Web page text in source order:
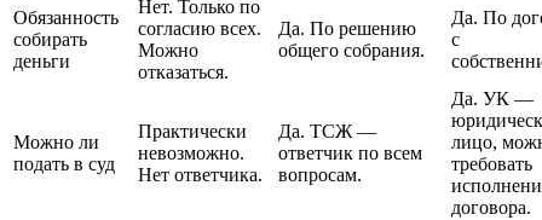
Обязанность
собирать
деньги
Нет. Только по
согласию всех.
Можно
отказаться.
Да. По решению
общего собрания.
Да. По
с
Можно ли
подать в суд
Практически
невозможно.
Нет ответчика.
Да. ТСЖ —
ответчик по всем
вопросам.
Да. УК —
лицо,
требовать
договора.